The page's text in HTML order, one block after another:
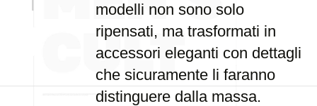
modelli non sono solo
ripensati, ma trasformati in
accessori eleganti con dettagli
che sicuramente li faranno
distinguere dalla massa.